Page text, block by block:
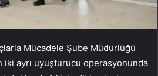
Mücadele Şube Müdürlüğü
ayrı uyuşturucu operasyonunda